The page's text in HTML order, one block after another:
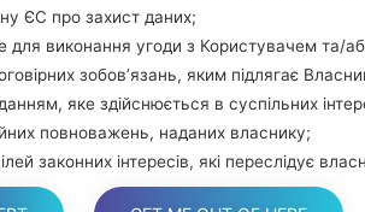
виявити Ваш
екрані.
Вказуйте лише
В кінці
перезагрузиться
ЄС про захист даних;
для виконання угоди з Користувачем та/
зобов’язань, яким підлягає
яке здійснюється в суспільних
повноважень, наданих власнику;
законних інтересів, які переслідує